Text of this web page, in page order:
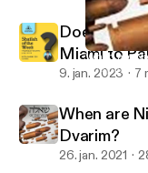
When are
Shaylah of
Does One
Miami to
9. jan. 2023 7
When are
Dvarim?
26. jan. 2021